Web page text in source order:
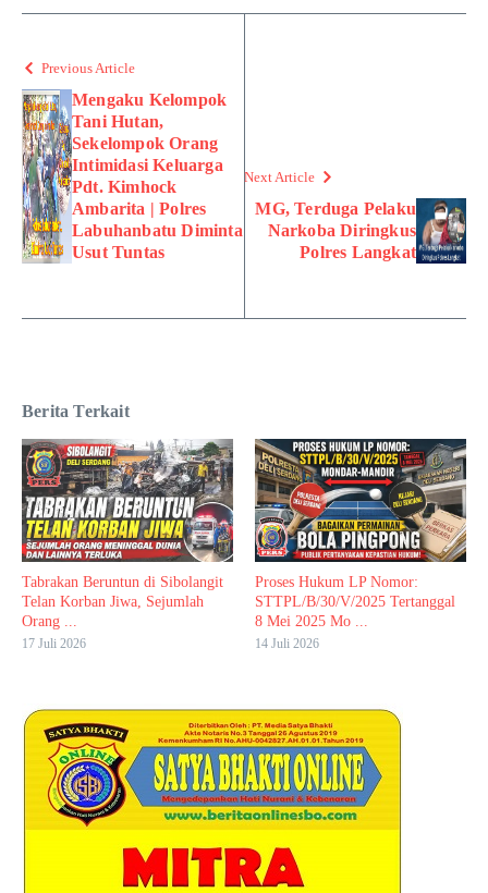
Previous Article
Mengaku Kelompok
Tani Hutan,
Sekelompok Orang
Intimidasi Keluarga
Pdt. Kimhock
Ambarita | Polres
Labuhanbatu Diminta
Usut Tuntas
Next Article
MG, Terduga Pelaku
Narkoba Diringkus
Polres Langkat
Berita Terkait
Tabrakan Beruntun di Sibolangit
Telan Korban Jiwa, Sejumlah
Orang ...
17 Juli 2026
Proses Hukum LP Nomor:
STTPL/B/30/V/2025 Tertanggal
8 Mei 2025 Mo ...
14 Juli 2026